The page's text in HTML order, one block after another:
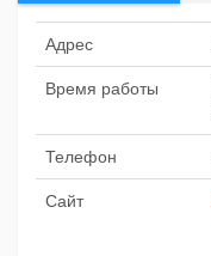
Адрес
Время работы
Телефон
Сайт